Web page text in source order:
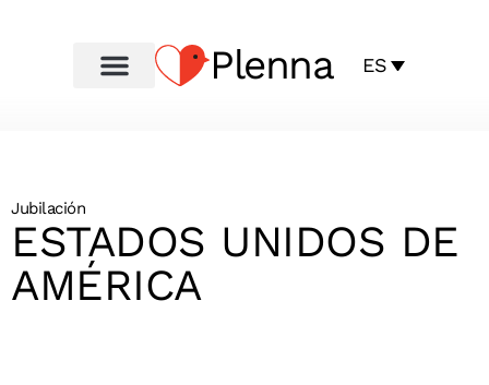
Plenna ES
Jubilación
ESTADOS UNIDOS DE
AMÉRICA